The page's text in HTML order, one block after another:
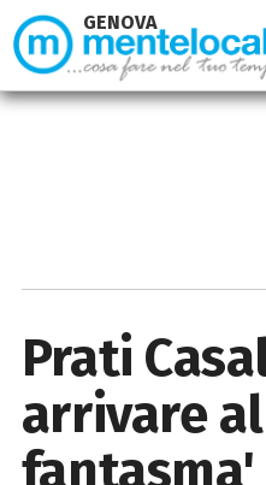
Prati
arrivare
fantasma'
GENOVA